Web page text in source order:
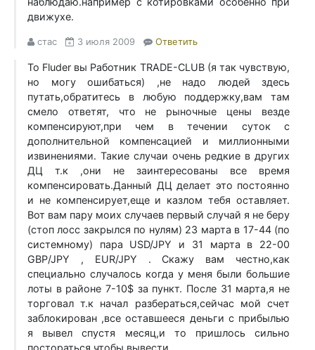
движухе.
стас 3 июля 2009 Ответить
To Fluder вы Работник TRADE-CLUB (я так чувствую,
но могу ошибаться) ,не надо людей здесь
путать,обратитесь в любую поддержку,вам там
смело ответят, что не рыночные цены везде
компенсируют,при чем в течении суток с
дополнительной компенсацией и миллионными
извинениями. Такие случаи очень редкие в других
ДЦ т.к ,они не заинтересованы все время
компенсировать.Данный ДЦ делает это постоянно
и не компенсирует,еще и казлом тебя оставляет.
Вот вам пару моих случаев первый случай я не беру
(стоп лосс закрылся по нулям) 23 марта в 17-44 (по
системному) пара USD/JPY и 31 марта в 22-00
GBP/JPY , EUR/JPY . Скажу вам честно,как
специально случалось когда у меня были большие
лоты в районе 7-10$ за пункт. После 31 марта,я не
торговал т.к начал разбераться,сейчас мой счет
заблокирован ,все оставшееся деньги с прибылью
я вывел спустя месяц,и то пришлось сильно
постораться,чтобы вывести.